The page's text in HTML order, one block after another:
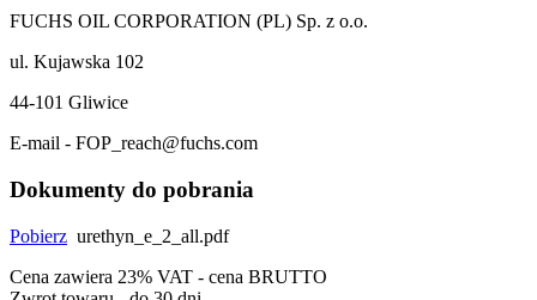
FUCHS OIL CORPORATION (PL) Sp. z o.o.
ul. Kujawska 102
44-101 Gliwice
E-mail - FOP_reach@fuchs.com
Dokumenty do pobrania
Pobierz urethyn_e_2_all.pdf
Cena zawiera 23% VAT - cena BRUTTO